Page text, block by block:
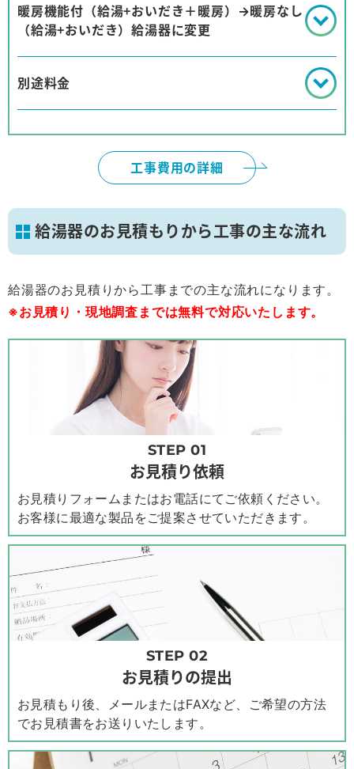
暖房機能付（給湯+おいだき＋暖房）→暖房なし
（給湯+おいだき）給湯器に変更
別途料金
工事費用の詳細
給湯器のお見積もりから工事の主な流れ
給湯器のお見積りから工事までの主な流れになります。
※お見積り・現地調査までは無料で対応いたします。
STEP 01
お見積り依頼
お見積りフォームまたはお電話にてご依頼ください。
お客様に最適な製品をご提案させていただきます。
STEP 02
お見積りの提出
お見積もり後、メールまたはFAXなど、ご希望の方法
でお見積書をお送りいたします。